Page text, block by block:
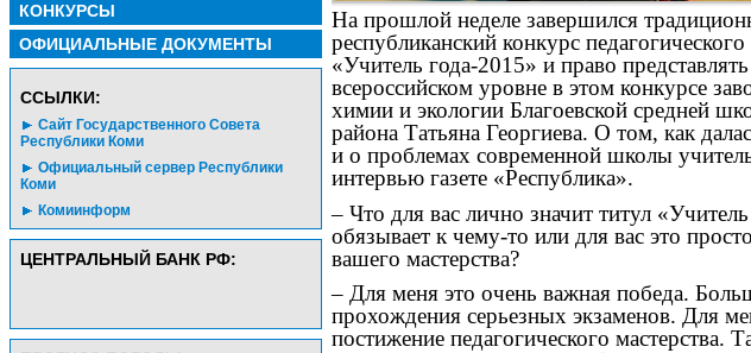
КОНКУРСЫ
ОФИЦИАЛЬНЫЕ ДОКУМЕНТЫ
CСЫЛКИ:
Сайт Государственного Совета
Республики Коми
Официальный сервер Республики
Коми
Комиинформ
ЦЕНТРАЛЬНЫЙ БАНК РФ:
На прошлой неделе завершился
республиканский конкурс педагогического
«Учитель года-2015» и право
всероссийском уровне в этом конкурсе
химии и экологии Благоевской средней
района Татьяна Георгиева. О том, как
и о проблемах современной школы учитель
интервью газете «Республика».
– Что для вас лично значит титул
обязывает к чему-то или для вас это
вашего мастерства?
– Для меня это очень важная победа.
прохождения серьезных экзаменов. Для
постижение педагогического мастерства.